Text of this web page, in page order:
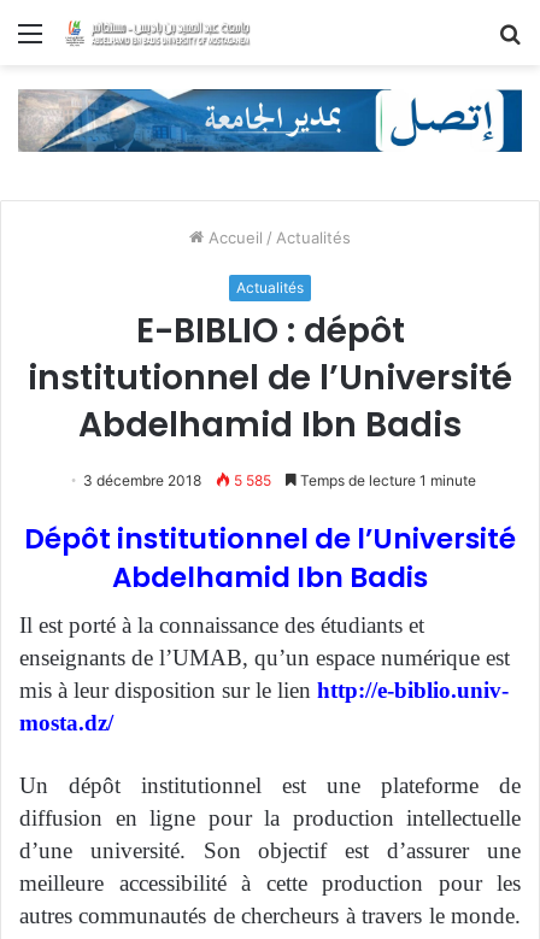
Menu
Accueil / Actualités
Actualités
E-BIBLIO : dépôt
institutionnel de l’Université
Abdelhamid Ibn Badis
3 décembre 2018 5 585 Temps de lecture 1 minute
Dépôt institutionnel de l’Université
Abdelhamid Ibn Badis
Il est porté à la connaissance des étudiants et
enseignants de l’UMAB, qu’un espace numérique est
mis à leur disposition sur le lien http://e-biblio.univ-
mosta.dz/
Un dépôt institutionnel est une plateforme de
diffusion en ligne pour la production intellectuelle
d’une université. Son objectif est d’assurer une
meilleure accessibilité à cette production pour les
autres communautés de chercheurs à travers le monde.